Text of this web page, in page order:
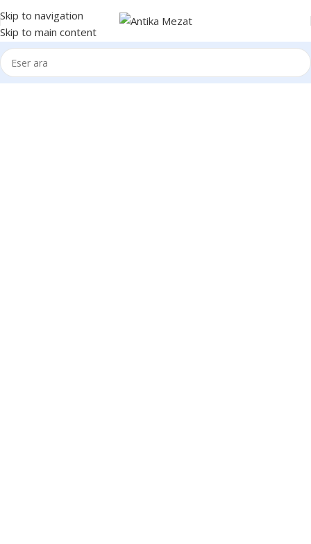
Skip to navigation
Skip to main content